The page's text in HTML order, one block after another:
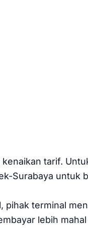
kenaikan tarif.
Surabaya untuk
pihak terminal
lebih